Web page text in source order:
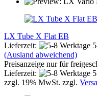
LX Tube X Flat EB
Lieferzeit:
(Ausland abweichend)
Preisanzeige nur für
Lieferzeit:
zzgl. 19% MwSt. zzgl.